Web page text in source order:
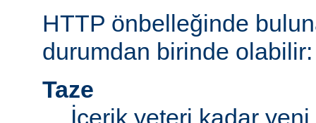
HTTP önbelleğinde
durumdan birinde olabilir:
Taze
İçerik yeteri kadar yeni